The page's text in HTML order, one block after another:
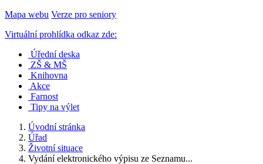
Mapa webu Verze pro seniory
Virtuální prohlídka odkaz zde:
Úřední deska
ZŠ & MŠ
Knihovna
Akce
Farnost
Tipy na výlet
Úvodní stránka
Úřad
Životní situace
Vydání elektronického výpisu ze Seznamu...